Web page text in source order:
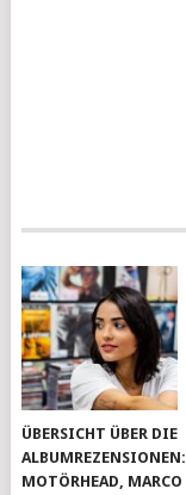
ÜBERSICHT ÜBER DIE
ALBUMREZENSIONEN:
MOTÖRHEAD, MARCO